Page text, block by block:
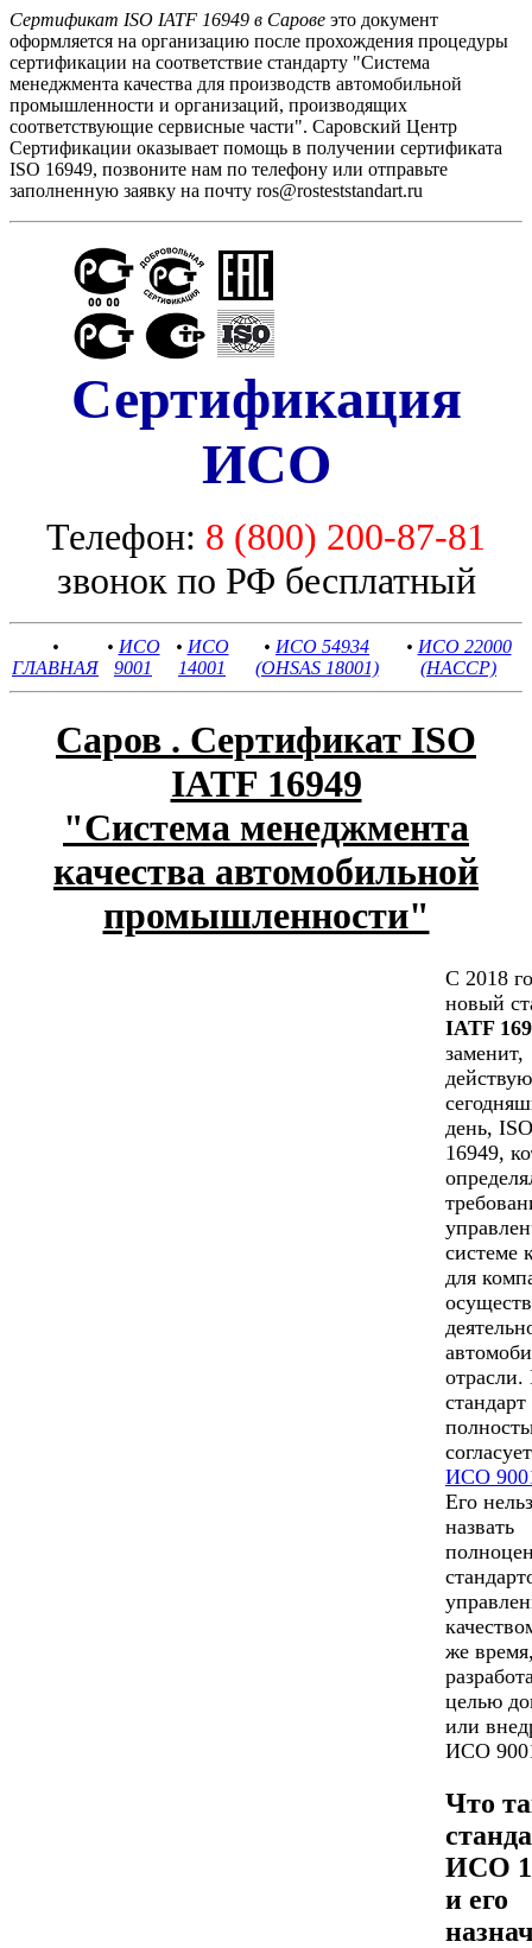
Сертификат ISO IATF 16949 в Сарове это документ
оформляется на организацию после прохождения процедуры
сертификации на соответствие стандарту "Cистема
менеджмента качества для производств автомобильной
промышленности и организаций, производящих
соответствующие сервисные части". Саровский Центр
Сертификации оказывает помощь в получении сертификата
ISO 16949, позвоните нам по телефону или отправьте
заполненную заявку на почту ros@rosteststandart.ru
Сертификация
ИСО
Телефон: 8 (800) 200-87-81
звонок по РФ бесплатный
•
ГЛАВНАЯ
• ИСО
9001
• ИСО
14001
• ИСО 54934
(OHSAS 18001)
• ИСО 22000
(HACCP)
Саров . Сертификат ISO
IATF 16949
"Cистема менеджмента
качества автомобильной
промышленности"
С 2018
новый
IATF
заменит,
день,
16949,
системе
для
стандарт
ИСО
Его
назвать
же
целью
или
ИСО
Что
ИСО
и его